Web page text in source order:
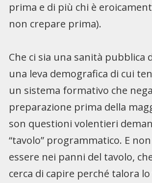
prima e di più chi è
non crepare prima).
Che ci sia una sanità pubblica
una leva demografica di cui
un sistema formativo che
preparazione prima della
son questioni volentieri
“tavolo” programmatico. E
essere nei panni del tavolo,
cerca di capire perché talora